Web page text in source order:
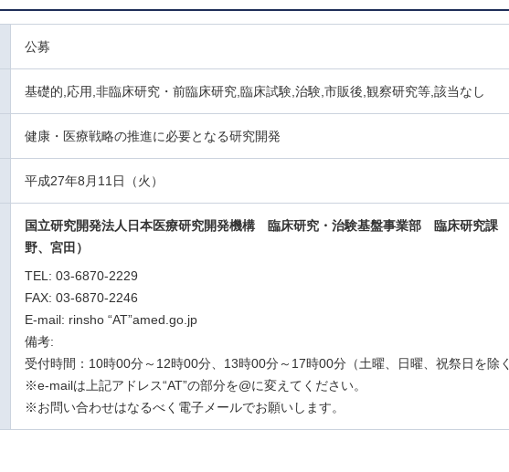
公募
基礎的,応用,非臨床研究・前臨床研究,臨床試験,治験,市販後,観察研究等,該当なし
健康・医療戦略の推進に必要となる研究開発
平成27年8月11日（火）
国立研究開発法人日本医療研究開発機構 臨床研究・治験基盤事業部 臨床研究課
野、宮田）
TEL: 03-6870-2229
FAX: 03-6870-2246
E-mail: rinsho “AT”amed.go.jp
備考:
受付時間：10時00分～12時00分、13時00分～17時00分（土曜、日曜、祝祭日を除く
※e-mailは上記アドレス“AT”の部分を@に変えてください。
※お問い合わせはなるべく電子メールでお願いします。